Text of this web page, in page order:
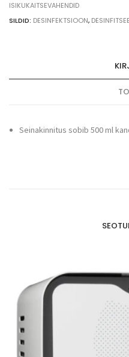
ISIKUKAITSEVAHENDID
SILDID: DESINFEKTSIOON,
Seinakinnitus sobib 500 ml